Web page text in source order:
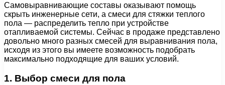
Самовыравнивающие составы оказывают помощь
скрыть инженерные сети, а смеси для стяжки теплого
пола — распределить тепло при устройстве
отапливаемой системы. Сейчас в продаже представлено
довольно много разных смесей для выравнивания пола,
исходя из этого вы имеете возможность подобрать
максимально подходящие для ваших условий.
1. Выбор смеси для пола